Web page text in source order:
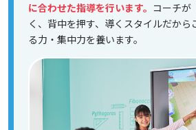
に合わせた指導を行います。 コーチが
く、背中を押す、導くスタイルだから
る力・集中力を養います。